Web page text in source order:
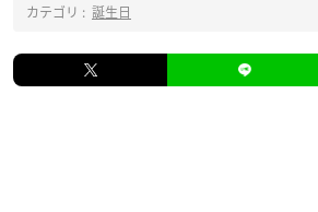
カテゴリ : 誕生日